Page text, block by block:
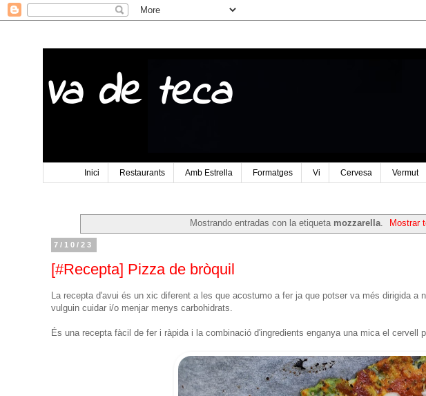
Va de teca
Inici Restaurants Amb Estrella Formatges Vi Cervesa Vermut
Mostrando entradas con la etiqueta mozzarella. Mostrar
7/10/23
[#Recepta] Pizza de bròquil
La recepta d'avui és un xic diferent a les que acostumo a fer ja que potser va més dirigida a
vulguin cuidar i/o menjar menys carbohidrats.
És una recepta fàcil de fer i ràpida i la combinació d'ingredients enganya una mica el cervell